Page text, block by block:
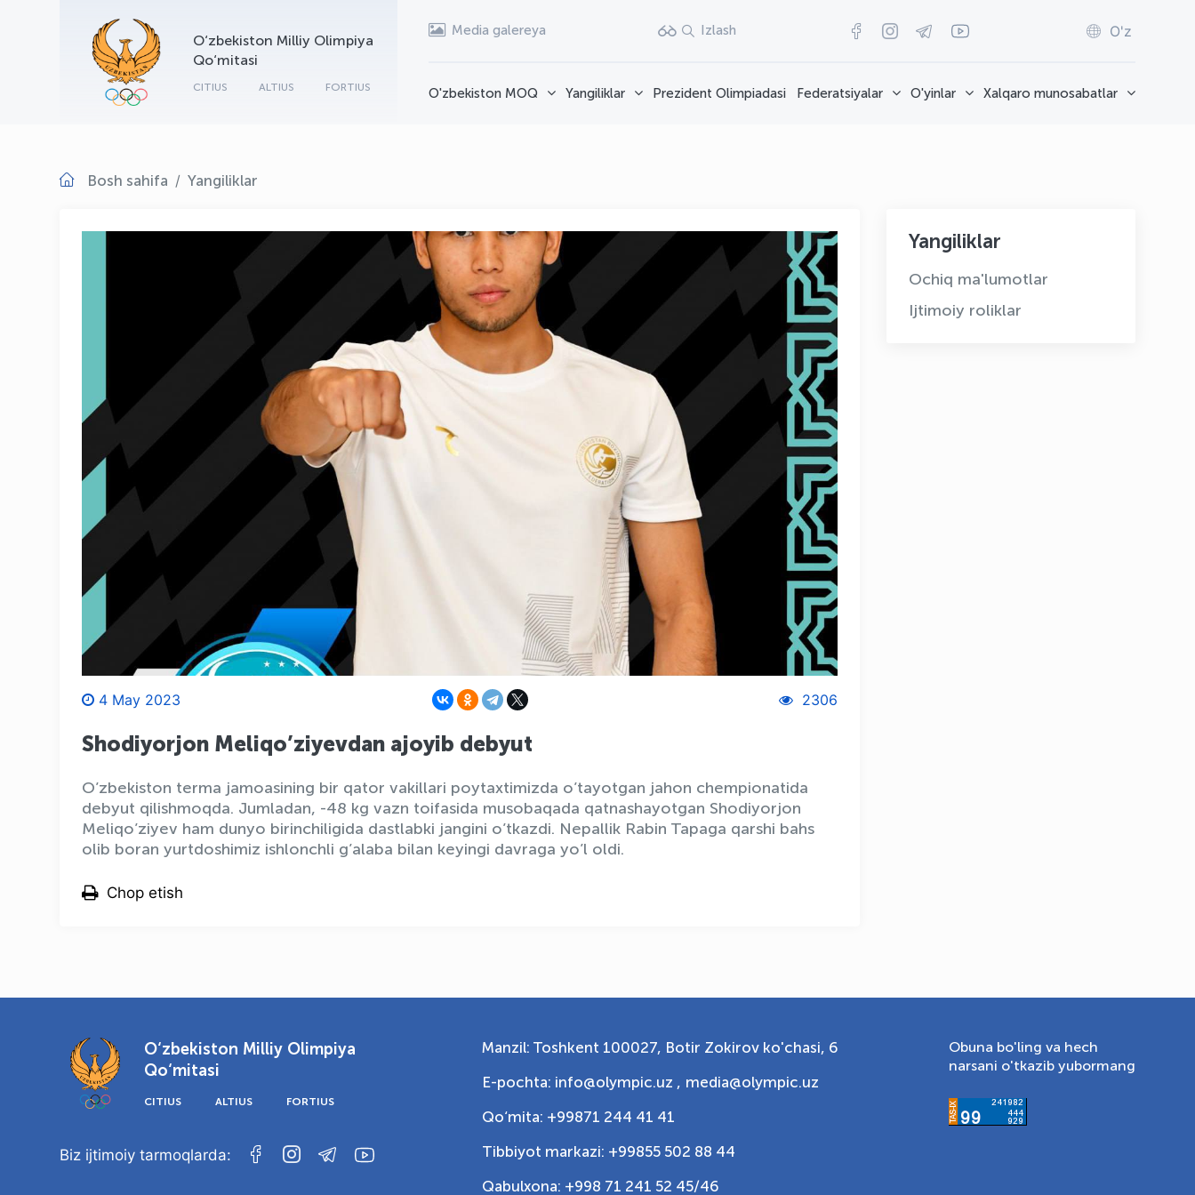
O‘zbekiston Milliy Olimpiya
Qo‘mitasi
CITIUS ALTIUS FORTIUS
Media galereya Izlash O'z
O'zbekiston MOQ Yangiliklar Prezident Olimpiadasi Federatsiyalar O'yinlar Xalqaro munosabatlar
Bosh sahifa Yangiliklar
4 May 2023 2306
Shodiyorjon Meliqo’ziyevdan ajoyib debyut
O’zbekiston terma jamoasining bir qator vakillari poytaxtimizda o’tayotgan jahon chempionatida
debyut qilishmoqda. Jumladan, -48 kg vazn toifasida musobaqada qatnashayotgan Shodiyorjon
Meliqo’ziyev ham dunyo birinchiligida dastlabki jangini o’tkazdi. Nepallik Rabin Tapaga qarshi bahs
olib boran yurtdoshimiz ishlonchli g’alaba bilan keyingi davraga yo’l oldi.
Chop etish
Yangiliklar
Ochiq ma'lumotlar
Ijtimoiy roliklar
O‘zbekiston Milliy Olimpiya
Qo‘mitasi
CITIUS ALTIUS FORTIUS
Biz ijtimoiy tarmoqlarda:
Manzil: Toshkent 100027, Botir Zokirov ko'chasi, 6
E-pochta: info@olympic.uz , media@olympic.uz
Qo‘mita: +99871 244 41 41
Tibbiyot markazi: +99855 502 88 44
Qabulxona: +998 71 241 52 45/46
Obuna bo'ling va hech
narsani o'tkazib yubormang